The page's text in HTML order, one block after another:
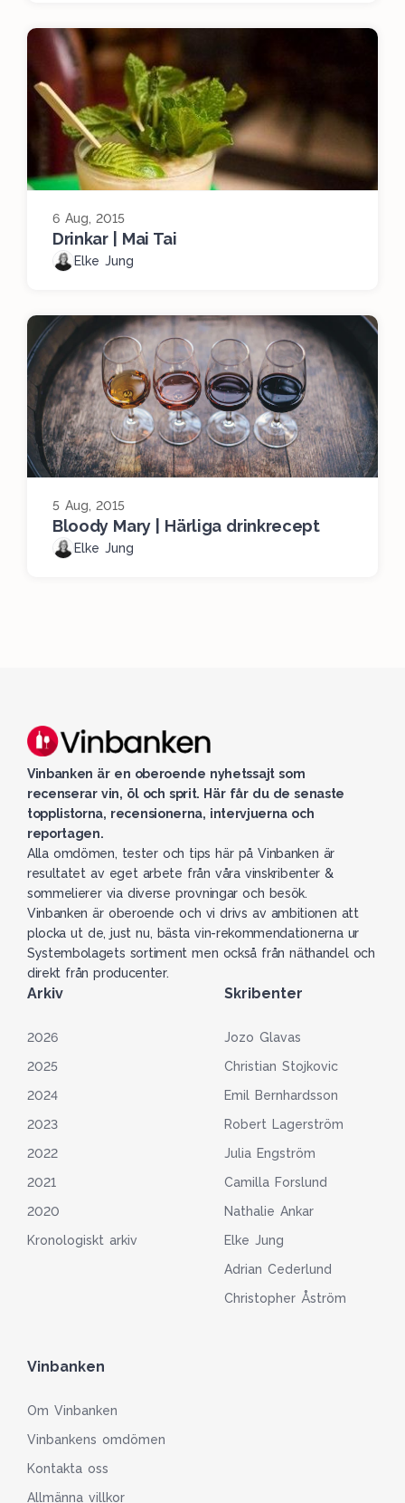
6 Aug, 2015
Drinkar | Mai Tai
Elke Jung
5 Aug, 2015
Bloody Mary | Härliga drinkrecept
Elke Jung
Vinbanken är en oberoende nyhetssajt som
recenserar vin, öl och sprit. Här får du de senaste
topplistorna, recensionerna, intervjuerna och
reportagen.
Alla omdömen, tester och tips här på Vinbanken är
resultatet av eget arbete från våra vinskribenter &
sommelierer via diverse provningar och besök.
Vinbanken är oberoende och vi drivs av ambitionen att
plocka ut de, just nu, bästa vin-rekommendationerna ur
Systembolagets sortiment men också från näthandel och
direkt från producenter.
Arkiv
2026
2025
2024
2023
2022
2021
2020
Kronologiskt arkiv
Skribenter
Jozo Glavas
Christian Stojkovic
Emil Bernhardsson
Robert Lagerström
Julia Engström
Camilla Forslund
Nathalie Ankar
Elke Jung
Adrian Cederlund
Christopher Åström
Vinbanken
Om Vinbanken
Vinbankens omdömen
Kontakta oss
Allmänna villkor